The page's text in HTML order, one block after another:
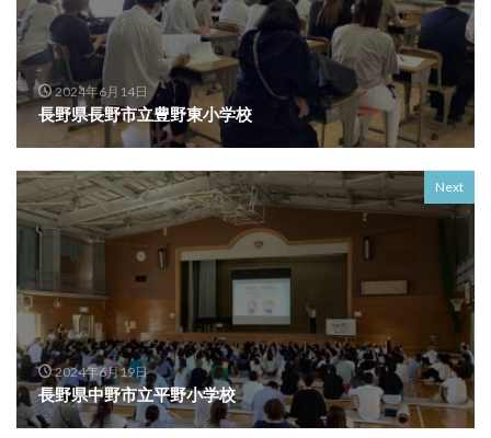
2024年6月14日
長野県長野市立豊野東小学校
Next
2024年6月19日
長野県中野市立平野小学校